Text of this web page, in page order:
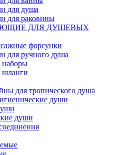
для душа
для раковины
ДЛЯ ДУШЕВЫХ
форсунки
для ручного душа
для тропического душа
души
души